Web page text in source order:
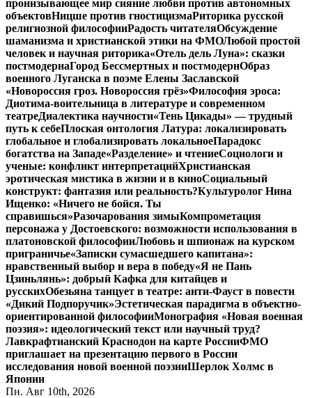
пронизывающее мир сияние любви против автономных
объектовНицше против гностицизмаРиторика русской
религиозной философииРадость читателяОбсуждение
шаманизма и христианской этики на ФМОЛюбой простой
человек и научная риторика«Отель дель Луна»: сказки
постмодернаГород Бессмертных и постмодернОбраз
военного Луганска в поэме Елены Заславской
«Новороссия гроз. Новороссия грёз»Философия эроса:
Диотима-воительница в литературе и современном
театреДиалектика научности«Тень Цикады» — трудный
путь к себеПлоская онтология Латура: локализировать
глобальное и глобализировать локальноеПарадокс
богатства на Западе«Разделение» и чтениеСоциологи и
ученые: конфликт интерпретацийХристианская
эротическая мистика в жизни и в киноСоциальный
конструкт: фантазия или реальность?Культуролог Нина
Ищенко: «Ничего не бойся. Ты
справишься»Разочарования зимыКомпрометация
персонажа у Достоевского: возможности использования в
платоновской философииЛюбовь и шпионаж на курском
приграничье«Записки сумасшедшего капитана»:
нравственный выбор и вера в победу«Я не Пань
Цзиньлянь»: добрый Кафка для китайцев и
русскихОбезьяна танцует в театре: анти-Фауст в повести
«Дикий Подпоручик»Эстетическая парадигма в объектно-
ориентированной философииМонография «Новая военная
поэзия»: идеологический текст или научный труд?
Лавкрафтианский Краснодон на карте РоссииФМО
приглашает на презентацию первого в России
исследования новой военной поэзииШерлок Холмс в
Японии
Пн. Авг 10th, 2026